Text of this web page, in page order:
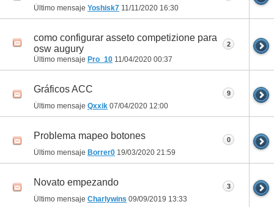
Último mensaje Yoshisk7 11/11/2020 16:30
como configurar asseto competizione para
osw augury
Último mensaje Pro_10 11/04/2020 00:37
2
Gráficos ACC
Último mensaje Qxxik 07/04/2020 12:00
9
Problema mapeo botones
Último mensaje Borrer0 19/03/2020 21:59
0
Novato empezando
Último mensaje Charlywins 09/09/2019 13:33
3